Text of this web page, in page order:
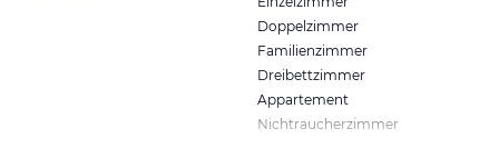
Doppelzimmer
Familienzimmer
Dreibettzimmer
Appartement
Nichtraucherzimmer